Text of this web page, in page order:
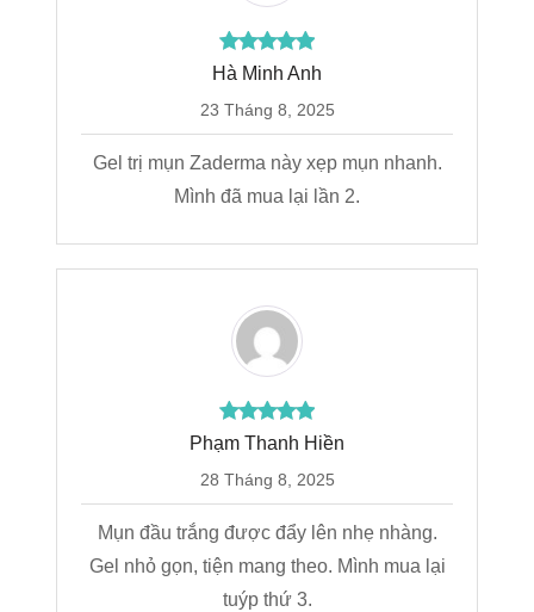
Hà Minh Anh
23 Tháng 8, 2025
Gel trị mụn Zaderma này xẹp mụn nhanh.
Mình đã mua lại lần 2.
Phạm Thanh Hiền
28 Tháng 8, 2025
Mụn đầu trắng được đẩy lên nhẹ nhàng.
Gel nhỏ gọn, tiện mang theo. Mình mua lại
tuýp thứ 3.